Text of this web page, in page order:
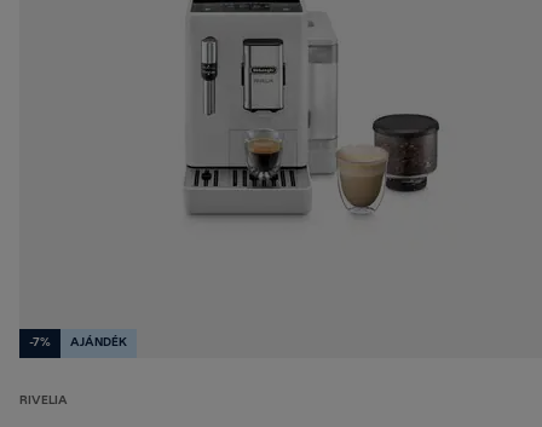
-7% AJÁNDÉK
RIVELIA